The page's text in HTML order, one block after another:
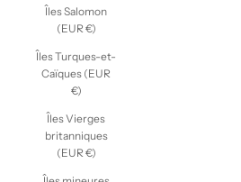
Îles Salomon
(EUR €)
Îles Turques-et-
Caïques (EUR
€)
Îles Vierges
britanniques
(EUR €)